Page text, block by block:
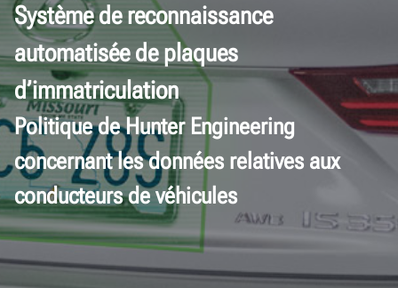
Système de reconnaissance
automatisée de plaques
d’immatriculation
Politique de Hunter Engineering
concernant les données relatives aux
conducteurs de véhicules